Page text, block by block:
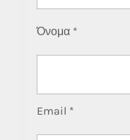
Όνομα *
Email *